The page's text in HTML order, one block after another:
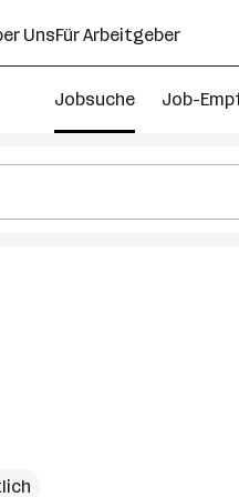
UnsFür Arbeitgeber
Jobsuche Job-